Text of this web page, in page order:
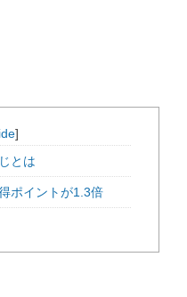
]
とは
ポイントが1.3倍